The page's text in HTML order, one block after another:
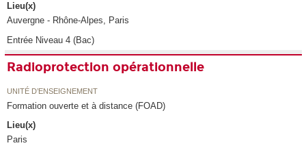
Lieu(x)
Auvergne - Rhône-Alpes, Paris
Entrée Niveau 4 (Bac)
Radioprotection opérationnelle
UNITÉ D’ENSEIGNEMENT
Formation ouverte et à distance (FOAD)
Lieu(x)
Paris